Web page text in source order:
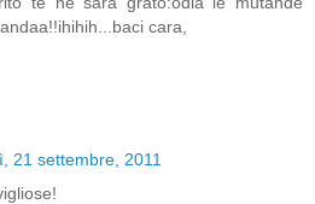
cara,
21 settembre, 2011